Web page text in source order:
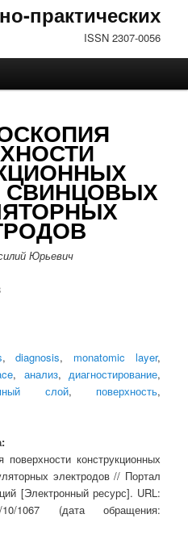
практических
ISSN 2307-0056
содержимому
СВИНЦОВЫХ
Юрьевич
,diagnosis, monatomic layer,
, анализ, диагностирование,
слой, поверхность,
конструкционных
электродов // Портал
[Электронный ресурс]. URL:
10/1067 (дата обращения: